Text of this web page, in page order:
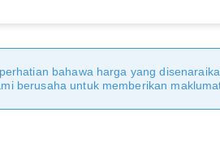
bahawa harga yang
berusaha untuk memberikan